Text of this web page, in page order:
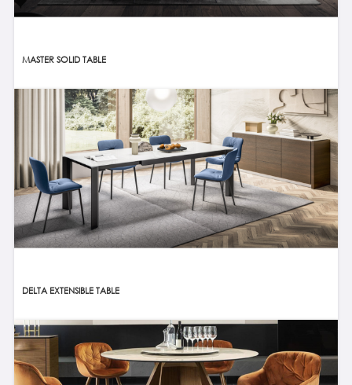
MASTER SOLID TABLE
DELTA EXTENSIBLE TABLE